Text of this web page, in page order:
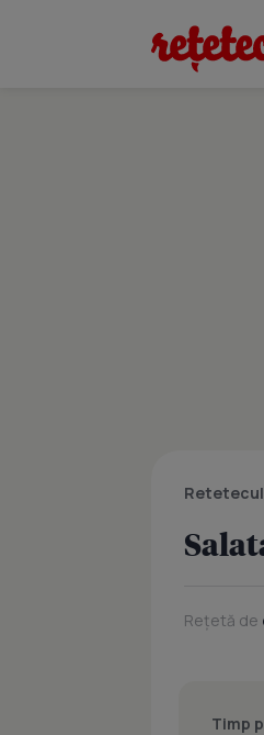
Rețetă de
Timp